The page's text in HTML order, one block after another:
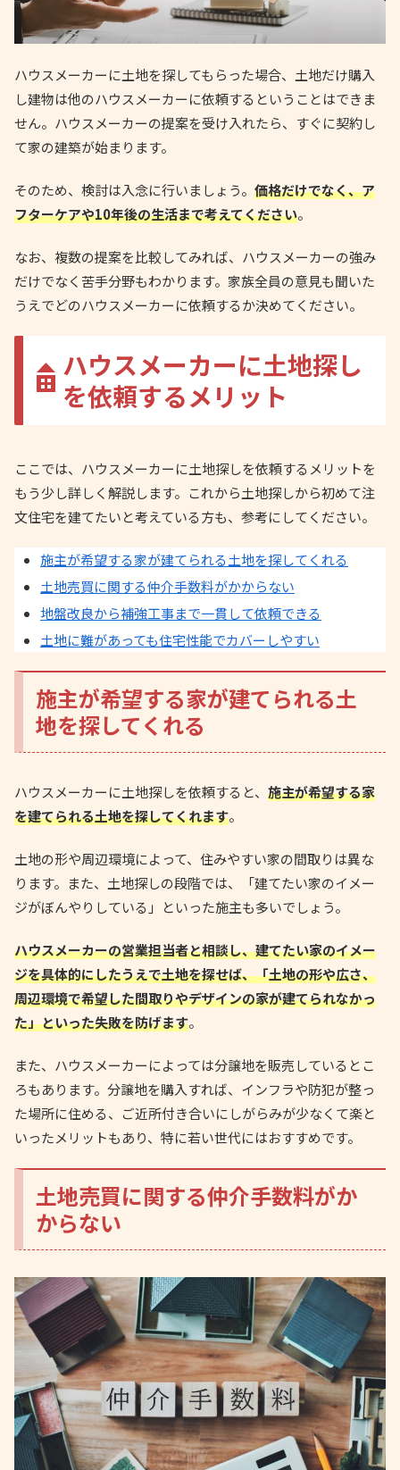
ハウスメーカーに土地を探してもらった場合、土地だけ購入
し建物は他のハウスメーカーに依頼するということはできま
せん。ハウスメーカーの提案を受け入れたら、すぐに契約し
て家の建築が始まります。
そのため、検討は入念に行いましょう。 価格だけでなく、ア
フターケアや10年後の生活まで考えてください。
なお、複数の提案を比較してみれば、ハウスメーカーの強み
だけでなく苦手分野もわかります。家族全員の意見も聞いた
うえでどのハウスメーカーに依頼するか決めてください。
ハウスメーカーに土地探し
を依頼するメリット
ここでは、ハウスメーカーに土地探しを依頼するメリットを
もう少し詳しく解説します。これから土地探しから初めて注
文住宅を建てたいと考えている方も、参考にしてください。
施主が希望する家が建てられる土地を探してくれる
土地売買に関する仲介手数料がかからない
地盤改良から補強工事まで一貫して依頼できる
土地に難があっても住宅性能でカバーしやすい
施主が希望する家が建てられる土
地を探してくれる
ハウスメーカーに土地探しを依頼すると、 施主が希望する家
を建てられる土地を探してくれます。
土地の形や周辺環境によって、住みやすい家の間取りは異な
ります。また、土地探しの段階では、「建てたい家のイメー
ジがぼんやりしている」といった施主も多いでしょう。
ハウスメーカーの営業担当者と相談し、建てたい家のイメー
ジを具体的にしたうえで土地を探せば、「土地の形や広さ、
周辺環境で希望した間取りやデザインの家が建てられなかっ
た」といった失敗を防げます。
また、ハウスメーカーによっては分譲地を販売しているとこ
ろもあります。分譲地を購入すれば、インフラや防犯が整っ
た場所に住める、ご近所付き合いにしがらみが少なくて楽と
いったメリットもあり、特に若い世代にはおすすめです。
土地売買に関する仲介手数料がか
からない